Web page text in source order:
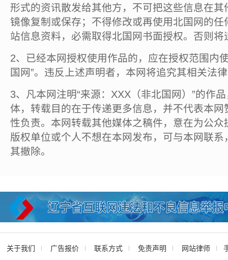
形式的资讯散发给其他方，不可把这些信息在
镜像复制或保存；不得修改或再使用北国网的
站信息资料，必需取得北国网书面授权。否则将
2、已经本网授权使用作品的，应在授权范围内
国网”。违反上述声明者，本网将追究其相关法
3、凡本网注明“来源：XXX（非北国网）”的作
体，转载目的在于传递更多信息，并不代表本
性负责。本网转载其他媒体之稿件，意在为公
版权单位或个人不想在本网发布，可与本网联
其撤除。
关于我们 广告报价 联系方式 免责声明 网站律师